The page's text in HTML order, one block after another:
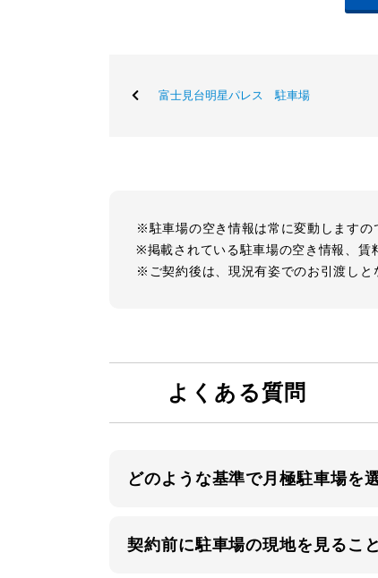
富士見台明星パレス 駐車場
※駐車場の空き情報は常に変動しますの
※掲載されている駐車場の空き情報、賃
※ご契約後は、現況有姿でのお引渡しと
よくある質問
どのような基準で月極駐車場を
契約前に駐車場の現地を見るこ